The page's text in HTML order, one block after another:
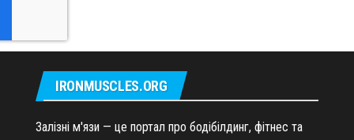
IRONMUSCLES.ORG
Залізні м'язи — це портал про бодібілдинг, фітнес та